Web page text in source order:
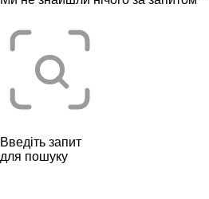
Введіть запит
для пошуку